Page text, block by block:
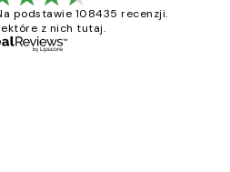
podstawie 108435 recenzji.
z nich tutaj.